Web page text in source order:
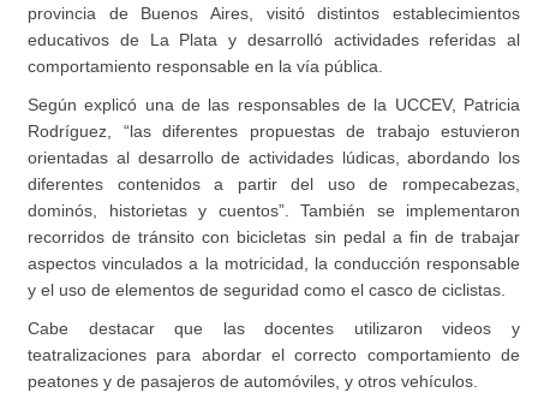
provincia de Buenos Aires, visitó distintos establecimientos
educativos de La Plata y desarrolló actividades referidas al
comportamiento responsable en la vía pública.
Según explicó una de las responsables de la UCCEV, Patricia
Rodríguez, “las diferentes propuestas de trabajo estuvieron
orientadas al desarrollo de actividades lúdicas, abordando los
diferentes contenidos a partir del uso de rompecabezas,
dominós, historietas y cuentos”. También se implementaron
recorridos de tránsito con bicicletas sin pedal a fin de trabajar
aspectos vinculados a la motricidad, la conducción responsable
y el uso de elementos de seguridad como el casco de ciclistas.
Cabe destacar que las docentes utilizaron videos y
teatralizaciones para abordar el correcto comportamiento de
peatones y de pasajeros de automóviles, y otros vehículos.